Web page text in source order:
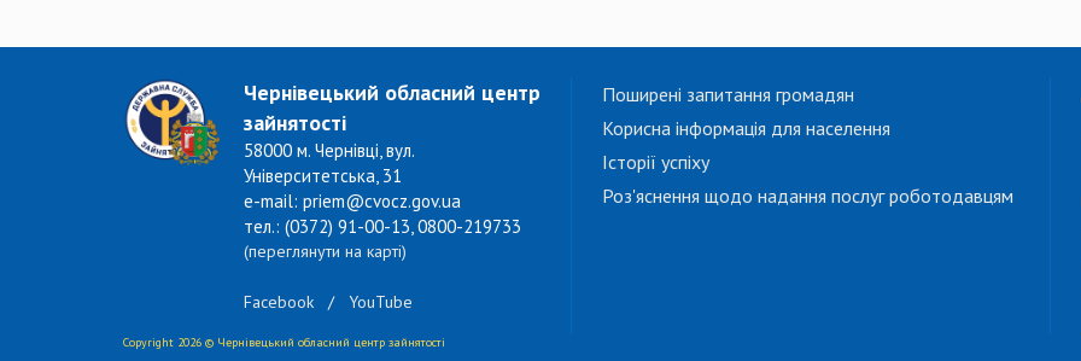
Чернівецький обласний центр
зайнятості
58000 м. Чернівці, вул.
Університетська, 31
e-mail: priem@cvocz.gov.ua
тел.: (0372) 91-00-13, 0800-219733
(переглянути на карті)
Facebook / YouTube
Поширені запитання громадян
Корисна інформація для населення
Історії успіху
Роз'яснення щодо надання послуг роботодавцям
Copyright 2026 © Чернівецький обласний центр зайнятості